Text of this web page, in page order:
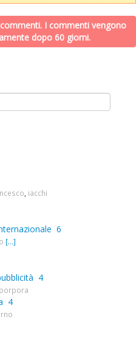
I commenti vengono
dopo 60 giorni.
iacchi
6
[...]
4
4